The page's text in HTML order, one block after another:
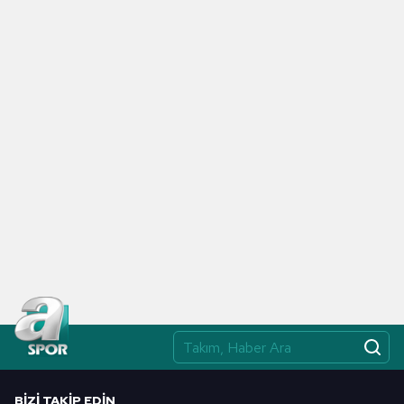
ilgili mevzuata uygun olarak kullanılan çerezlerle ilgili bilgi
almak için lütfentıklayınız.
BIZI TAKIP EDIN